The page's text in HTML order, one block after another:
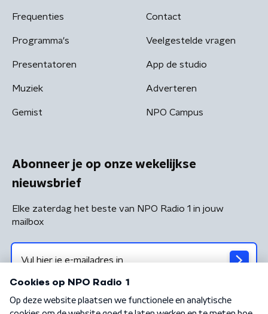
Frequenties
Programma's
Presentatoren
Muziek
Gemist
Contact
Veelgestelde vragen
App de studio
Adverteren
NPO Campus
Abonneer je op onze wekelijkse
nieuwsbrief
Elke zaterdag het beste van NPO Radio 1 in jouw
mailbox